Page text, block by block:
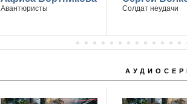
Авантюристы Солдат неудачи